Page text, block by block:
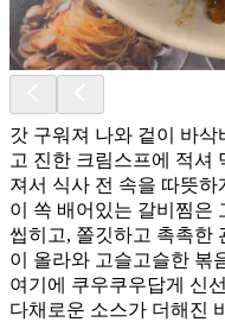
갓 구워져 나와 겉이 바
고 진한 크림스프에 적셔
져서 식사 전 속을 따뜻
이 쏙 배어있는 갈비찜은
씹히고, 쫄깃하고 촉촉한
이 올라와 고슬고슬한 볶
여기에 쿠우쿠우답게 신
다채로운 소스가 더해진